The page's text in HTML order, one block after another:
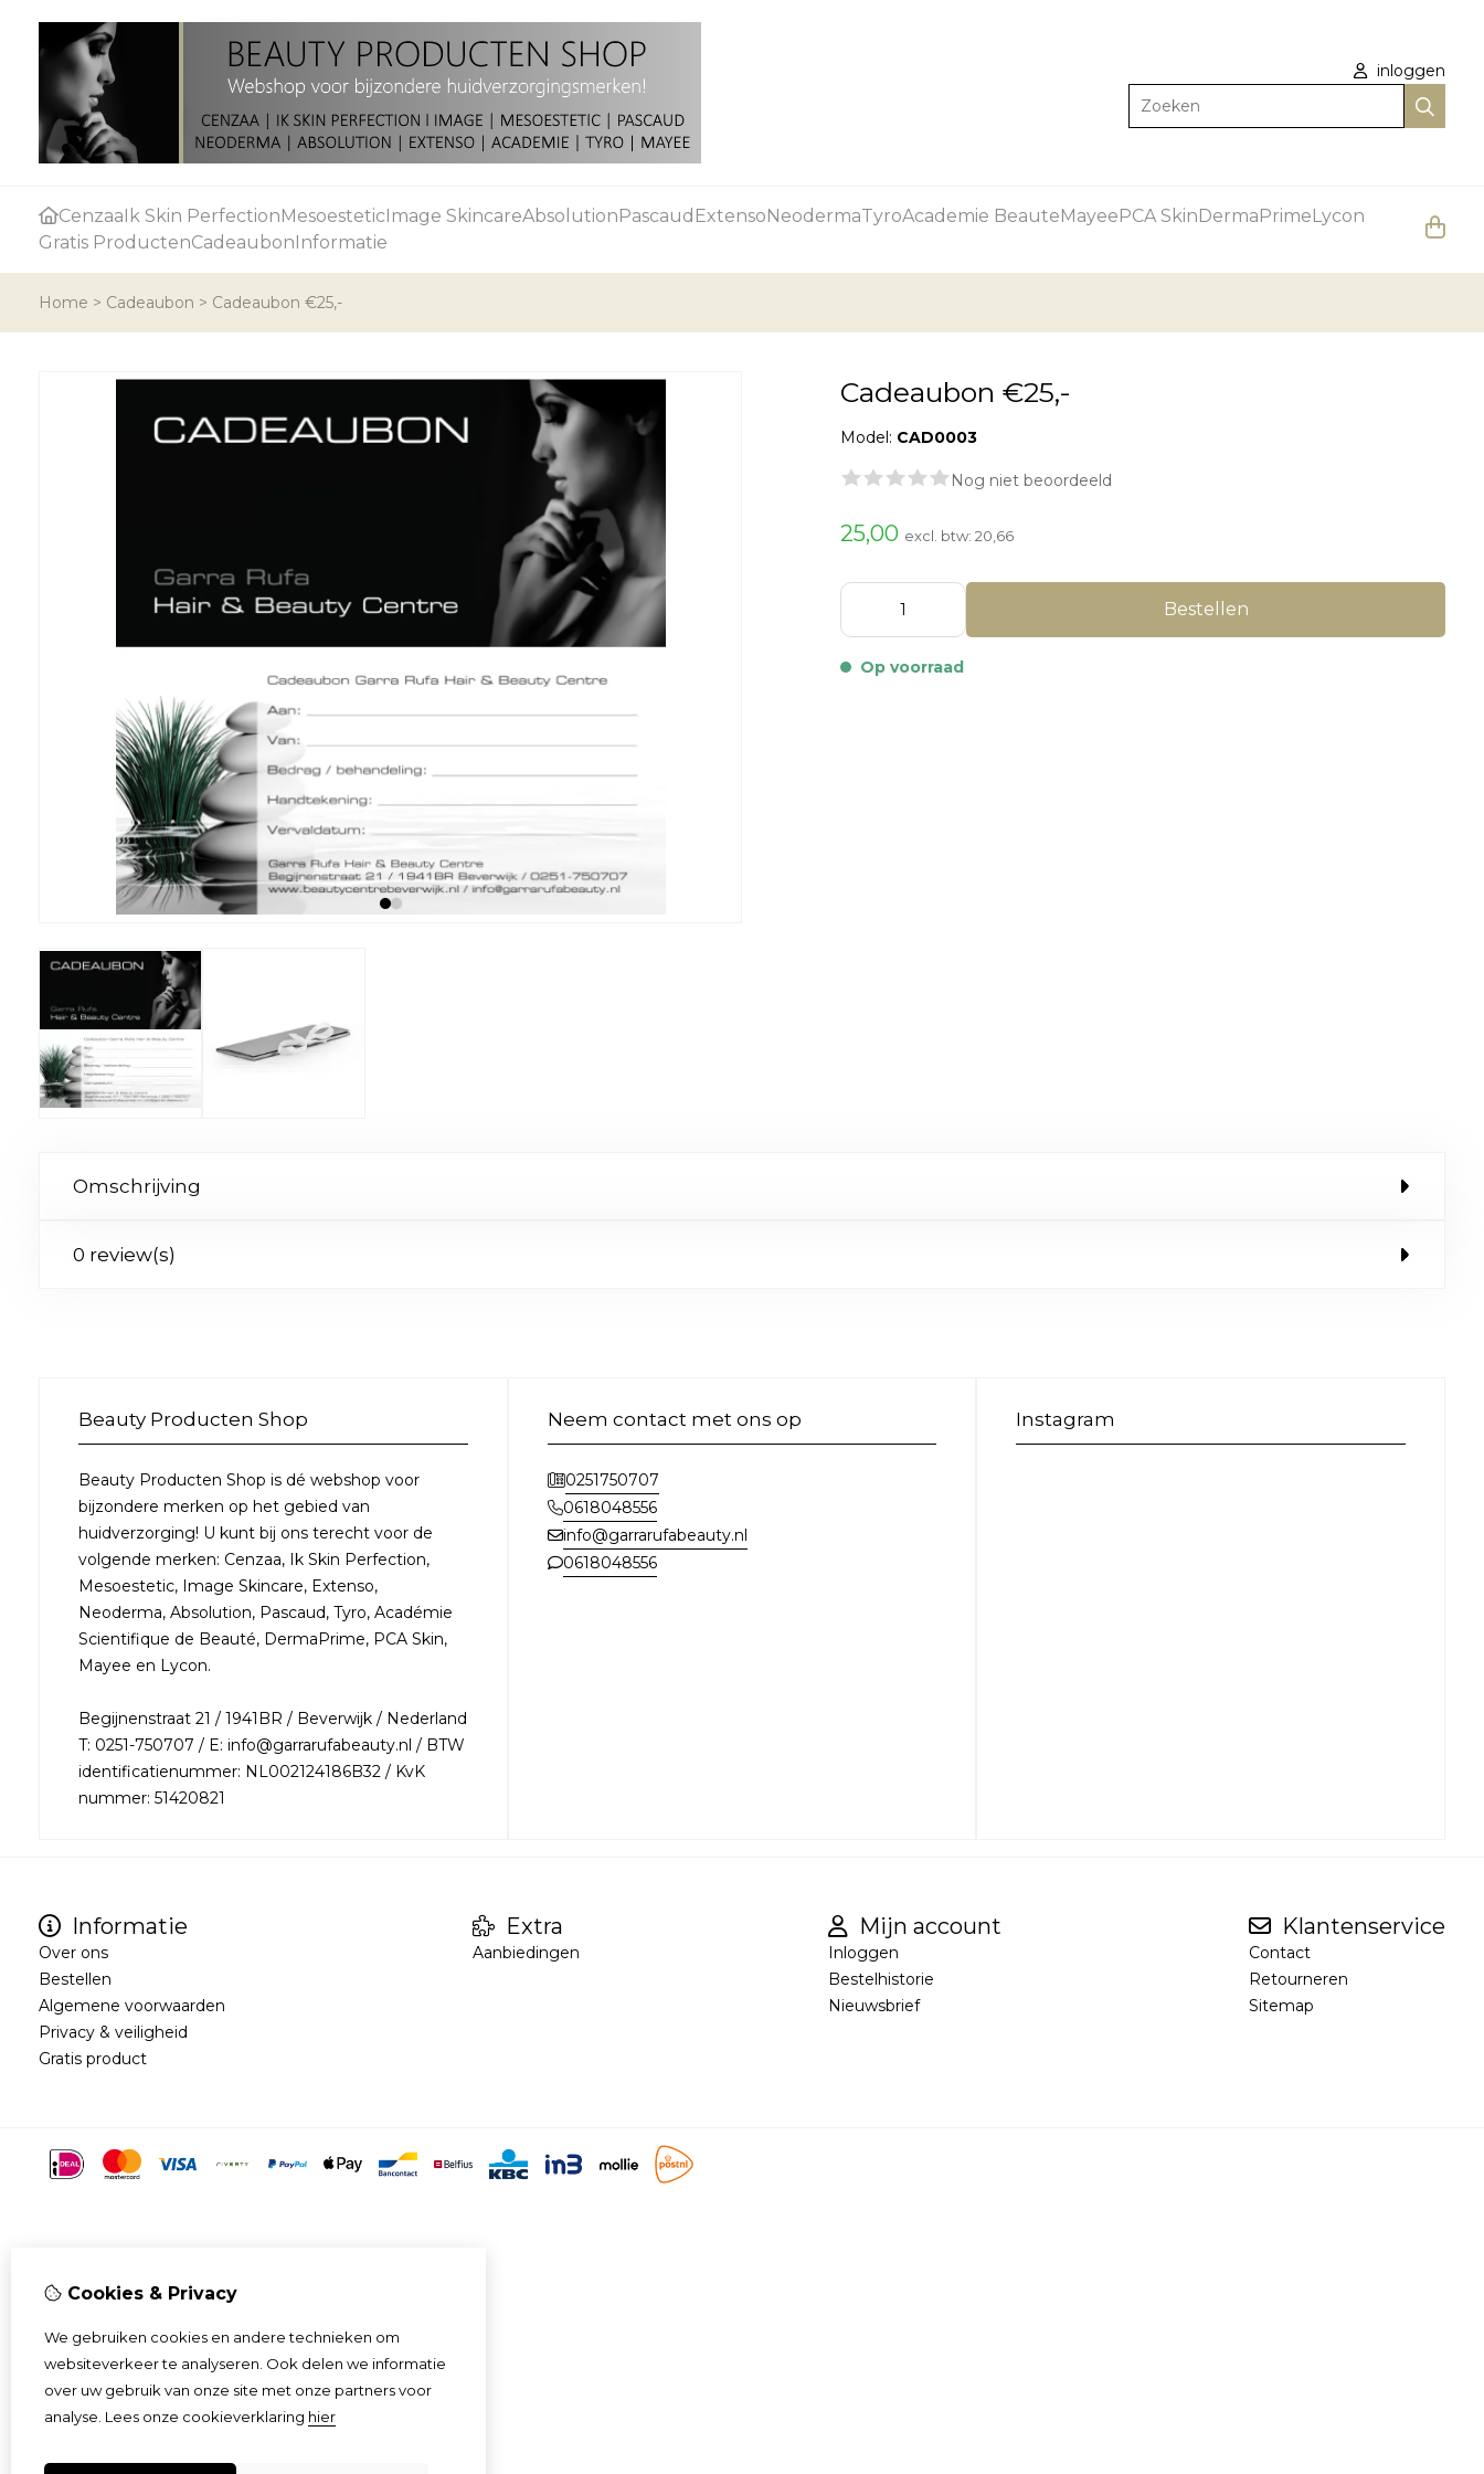
inloggen
Zoeken
CenzaaIk Skin PerfectionMesoesteticImage SkincareAbsolutionPascaud ExtensoNeodermaTyroAcademie BeauteMayeePCA SkinDermaPrimeLycon
Gratis ProductenCadeaubonInformatie
Home > Cadeaubon > Cadeaubon €25,-
Cadeaubon €25,-
Model: CAD0003
Nog niet beoordeeld
25,00 excl. btw:20,66
Bestellen
Op voorraad
Omschrijving
0 review(s)
Beauty Producten Shop
Beauty Producten Shop is dé webshop voor
bijzondere merken op het gebied van
huidverzorging! U kunt bij ons terecht voor de
volgende merken: Cenzaa, Ik Skin Perfection,
Mesoestetic, Image Skincare, Extenso,
Neoderma, Absolution, Pascaud, Tyro, Académie
Scientifique de Beauté, DermaPrime, PCA Skin,
Mayee en Lycon.
Begijnenstraat 21 / 1941BR / Beverwijk / Nederland
T: 0251-750707 / E: info@garrarufabeauty.nl / BTW
identificatienummer: NL002124186B32 / KvK
nummer: 51420821
Neem contact met ons op
0251750707
0618048556
info@garrarufabeauty.nl
0618048556
Instagram
Informatie
Over ons
Bestellen
Algemene voorwaarden
Privacy & veiligheid
Gratis product
Extra
Aanbiedingen
Mijn account
Inloggen
Bestelhistorie
Nieuwsbrief
Klantenservice
Contact
Retourneren
Sitemap
Cookies & Privacy
We gebruiken cookies en andere technieken om
websiteverkeer te analyseren. Ook delen we informatie
over uw gebruik van onze site met onze partners voor
analyse. Lees onze cookieverklaring hier